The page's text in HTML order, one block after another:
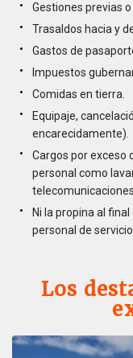
Gestiones previas
Trasaldos hacia y
Gastos de
Impuestos
Comidas en tierra.
Equipaje,
encarecidamente).
Cargos por exceso
personal como
telecomunicaciones.
Ni la propina al
personal de
Los